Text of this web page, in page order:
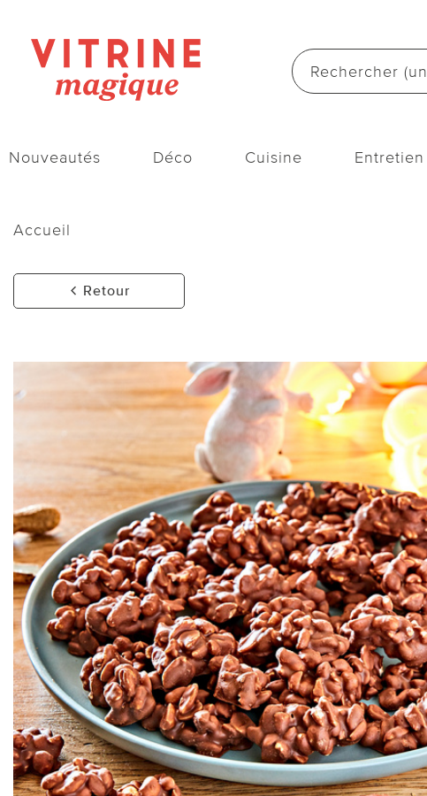
Nouveautés Déco Cuisine Entretien
Accueil
Retour